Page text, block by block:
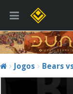
Jogos Bears